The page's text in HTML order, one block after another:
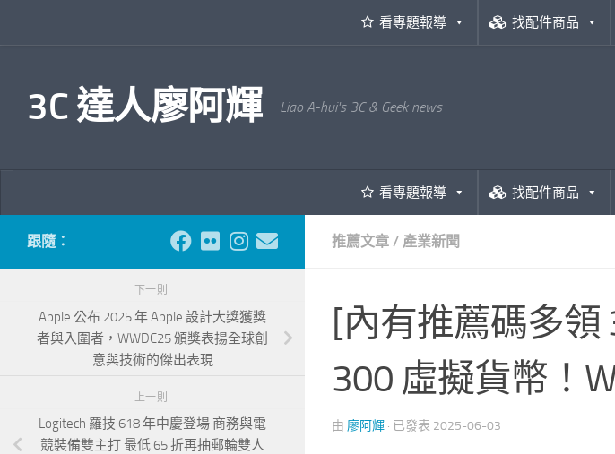
看專題報導 找配件商品
3C 達人廖阿輝 Liao A-hui's 3C & Geek news
看專題報導 找配件商品
推薦文章 / 產業新聞
[內有推薦碼多領
300 虛擬貨幣！
由 廖阿輝 · 已發表 2025-06-03
跟隨：
下一則
Apple 公布 2025 年 Apple 設計大獎獲獎
者與入圍者，WWDC25 頒獎表揚全球創
意與技術的傑出表現
上一則
Logitech 羅技 618 年中慶登場 商務與電
競裝備雙主打 最低 65 折再抽郵輪雙人